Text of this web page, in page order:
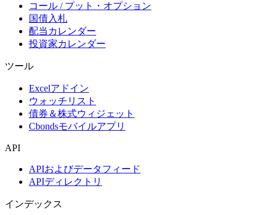
コール / プット・オプション
国債入札
配当カレンダー
投資家カレンダー
ツール
Excelアドイン
ウォッチリスト
債券＆株式ウィジェット
Cbondsモバイルアプリ
API
APIおよびデータフィード
APIディレクトリ
インデックス